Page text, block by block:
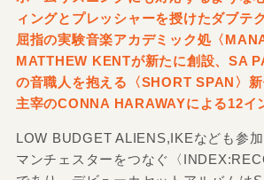
ィングとプレッシャーを授けたダブテ
屈指の実験音楽アカデミック処〈
MATTHEW KENTが新たに創設、SA
の音職人を抱える〈SHORT SPAN〉新
主宰のCONNA HARAWAYによる12イ
LOW BUDGET ALIENS,IKEなども参
マンチェスターをつなぐ〈